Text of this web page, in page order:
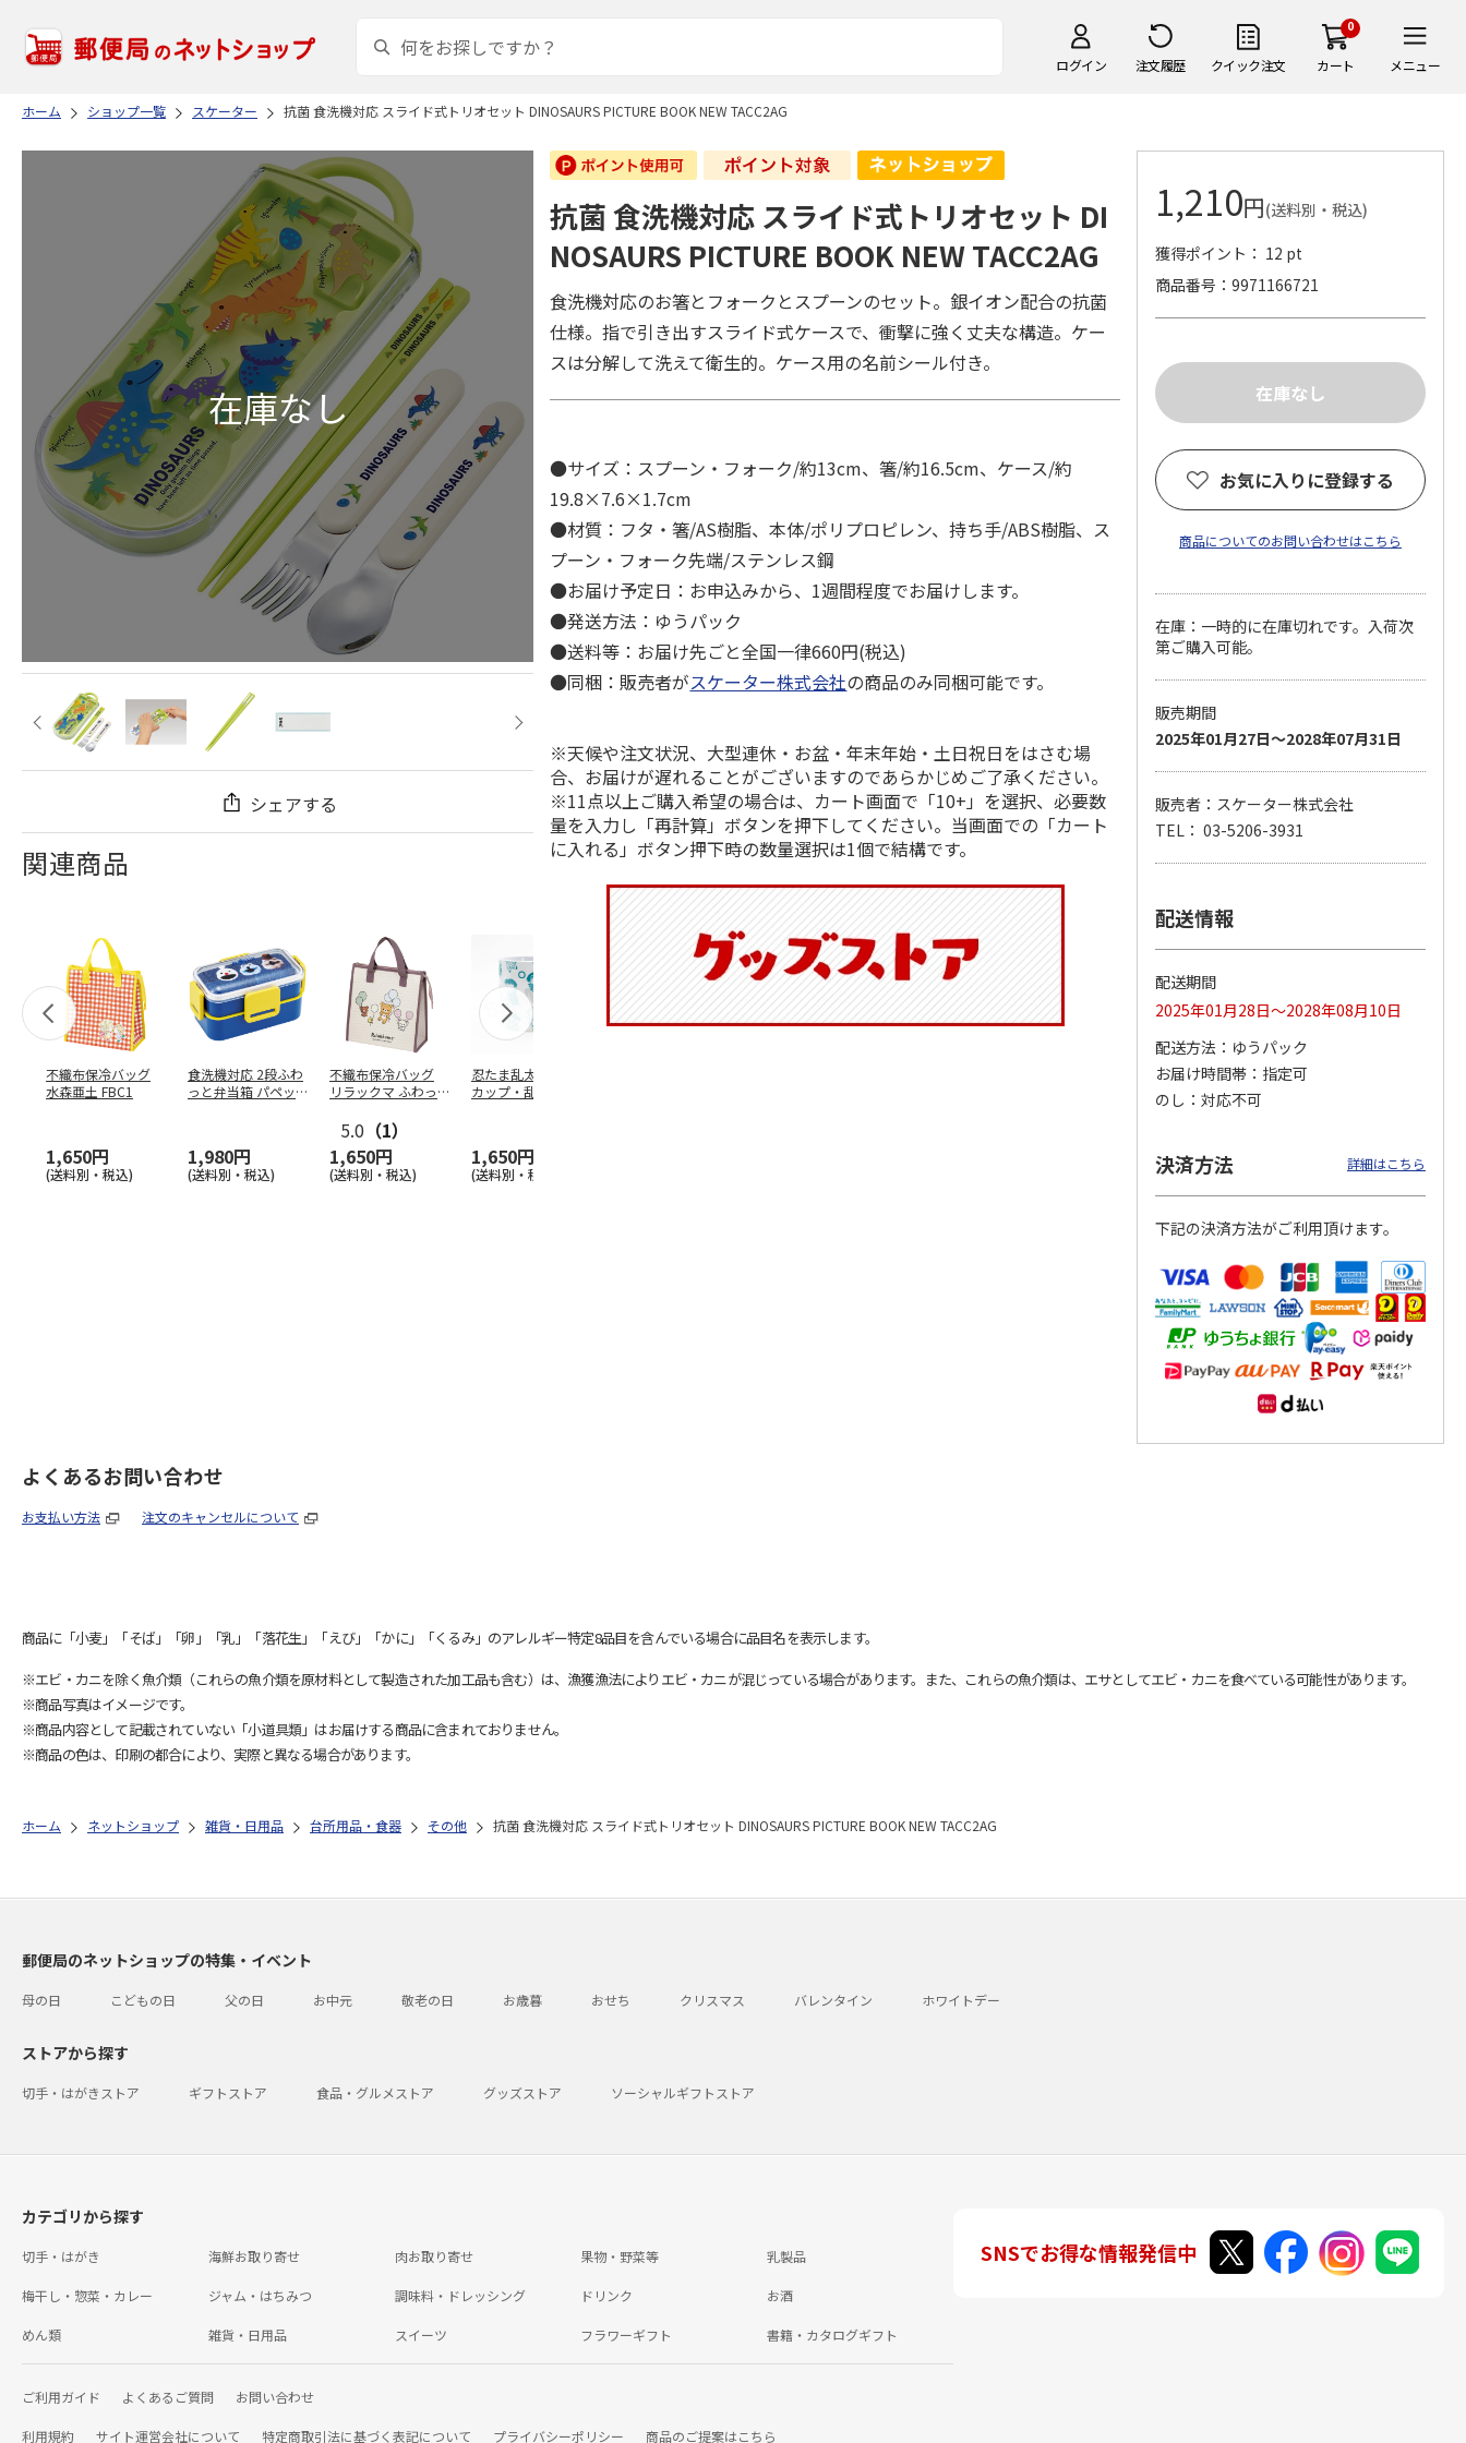
ログイン 注文履歴 クイック注文
0
カート メニュー
ホーム ショップ一覧 スケーター 抗菌 食洗機対応 スライド式トリオセット DINOSAURS PICTURE BOOK NEW TACC2AG
シェアする
関連商品
不織布保冷バッグ
水森亜土 FBC1
1,650円
(送料別・税込)
食洗機対応 2段ふわ
っと弁当箱 パペッ
1,980円
(送料別・税込)
不織布保冷バッグ
リラックマ ふわっ
5.0 （1）
1,650円
(送料別・税込)
忍たま乱太郎 マグ
カップ・乱太郎・き
1,650円
(送料別・税込)
コーデュロイ生地ラ
ンチバッグ ハロー
キティ KCOB2
2,200円
(送料別・税込)
1,320円
(送料別・税込)
抗菌 食洗機対応 スライド式トリオセット DI
NOSAURS PICTURE BOOK NEW TACC2AG
食洗機対応のお箸とフォークとスプーンのセット。銀イオン配合の抗菌
仕様。指で引き出すスライド式ケースで、衝撃に強く丈夫な構造。ケー
スは分解して洗えて衛生的。ケース用の名前シール付き。
●サイズ：スプーン・フォーク/約13cm、箸/約16.5cm、ケース/約
19.8×7.6×1.7cm
●材質：フタ・箸/AS樹脂、本体/ポリプロピレン、持ち手/ABS樹脂、ス
プーン・フォーク先端/ステンレス鋼
●お届け予定日：お申込みから、1週間程度でお届けします。
●発送方法：ゆうパック
●送料等：お届け先ごと全国一律660円(税込)
●同梱：販売者がスケーター株式会社の商品のみ同梱可能です。
※天候や注文状況、大型連休・お盆・年末年始・土日祝日をはさむ場
合、お届けが遅れることがございますのであらかじめご了承ください。
※11点以上ご購入希望の場合は、カート画面で「10+」を選択、必要数
量を入力し「再計算」ボタンを押下してください。当画面での「カート
に入れる」ボタン押下時の数量選択は1個で結構です。
1,210円(送料別・税込)
獲得ポイント： 12 pt
商品番号
9971166721
お気に入りに登録する
商品についてのお問い合わせはこちら
在庫：一時的に在庫切れです。入荷次
第ご購入可能。
販売期間
2025年01月27日～2028年07月31日
販売者：スケーター株式会社
TEL： 03-5206-3931
配送情報
配送期間
2025年01月28日～2028年08月10日
配送方法
ゆうパック
お届け時間帯
指定可
のし
対応不可
決済方法 詳細はこちら
下記の決済方法がご利用頂けます。
よくあるお問い合わせ
お支払い方法 注文のキャンセルについて
商品に「小麦」「そば」「卵」「乳」「落花生」「えび」「かに」「くるみ」のアレルギー特定8品目を含んでいる場合に品目名を表示します。
※エビ・カニを除く魚介類（これらの魚介類を原材料として製造された加工品も含む）は、漁獲漁法によりエビ・カニが混じっている場合があります。また、これらの魚介類は、エサとしてエビ・カニを食べている可能性があります。
※商品写真はイメージです。
※商品内容として記載されていない「小道具類」はお届けする商品に含まれておりません。
※商品の色は、印刷の都合により、実際と異なる場合があります。
ホーム ネットショップ 雑貨・日用品 台所用品・食器 その他 抗菌 食洗機対応 スライド式トリオセット DINOSAURS PICTURE BOOK NEW TACC2AG
郵便局のネットショップの特集・イベント
母の日 こどもの日 父の日 お中元 敬老の日 お歳暮 おせち クリスマス バレンタイン ホワイトデー
ストアから探す
切手・はがきストア ギフトストア 食品・グルメストア グッズストア ソーシャルギフトストア
カテゴリから探す
切手・はがき 海鮮お取り寄せ 肉お取り寄せ 果物・野菜等 乳製品
梅干し・惣菜・カレー ジャム・はちみつ 調味料・ドレッシング ドリンク お酒
めん類 雑貨・日用品 スイーツ フラワーギフト 書籍・カタログギフト
ご利用ガイド よくあるご質問 お問い合わせ
利用規約 サイト運営会社について 特定商取引法に基づく表記について プライバシーポリシー 商品のご提案はこちら
SNSでお得な情報発信中